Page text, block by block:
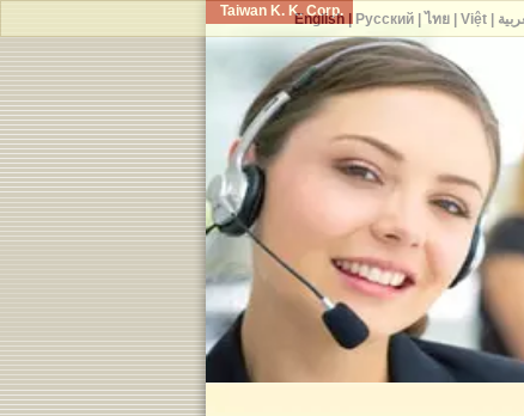
Taiwan K. K. Corp.
English| Русский| ไทย| Việt|